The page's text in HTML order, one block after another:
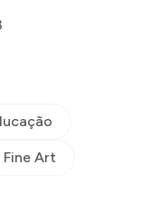
Fine Art